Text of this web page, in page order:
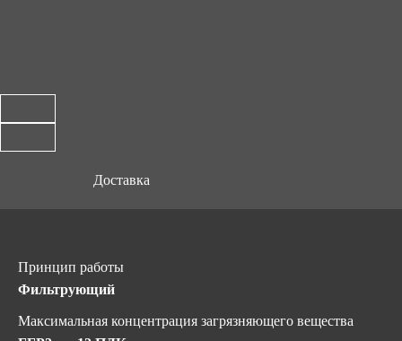
Доставка
Принцип работы
Фильтрующий
Максимальная концентрация загрязняющего вещества